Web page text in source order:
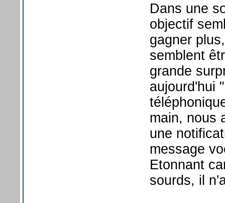
Dans une
objectif
gagner
semblent
grande
aujourd'hui
main, nous
une
message
Etonnant
sourds, il